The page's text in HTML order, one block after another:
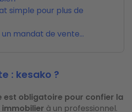
simple pour plus de
mandat de vente…
: kesako ?
est obligatoire pour confier la
à un professionnel.